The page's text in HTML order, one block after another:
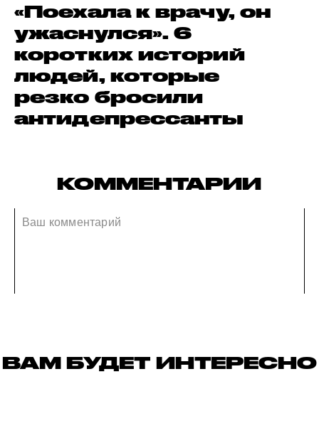
«Поехала к врачу, он
ужаснулся». 6
коротких историй
людей, которые
резко бросили
антидепрессанты
КОММЕНТАРИИ
ВАМ БУДЕТ ИНТЕРЕСНО